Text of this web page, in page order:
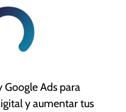
Google Ads para
y aumentar tus